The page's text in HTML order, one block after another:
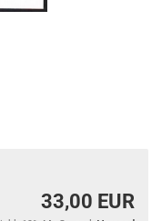
33,00 EUR